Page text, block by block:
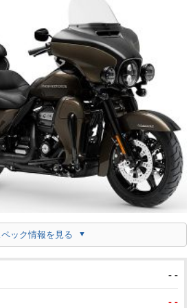
ペック情報を見る
- -
- -